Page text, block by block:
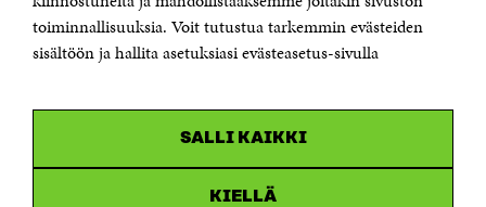
toiminnallisuuksia. Voit tutustua tarkemmin evästeiden
sisältöön ja hallita asetuksiasi evästeasetus-sivulla
SALLI KAIKKI
KIELLÄ
Puhelin +358 294 618 991
etunimi.sukunimi@sitra.fi tai sitra@sitra.fi
OLEMME NÄISSÄ SOMEISSA